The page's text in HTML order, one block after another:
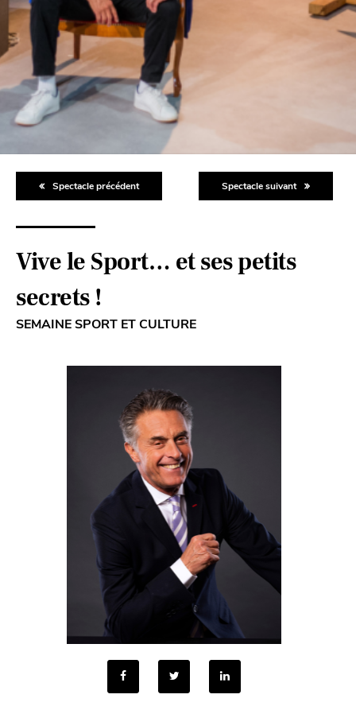
Spectacle précédent Spectacle suivant
Vive le Sport… et ses petits
secrets !
SEMAINE SPORT ET CULTURE